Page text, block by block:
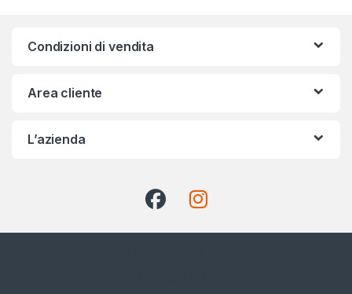
Condizioni di vendita
Area cliente
L’azienda